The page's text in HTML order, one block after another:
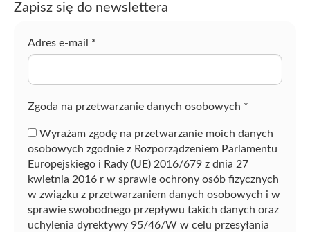
z
Zapisz się do newslettera
Adres e-mail *
Zgoda na przetwarzanie danych osobowych *
Wyrażam zgodę na przetwarzanie moich danych
osobowych zgodnie z Rozporządzeniem Parlamentu
Europejskiego i Rady (UE) 2016/679 z dnia 27
kwietnia 2016 r w sprawie ochrony osób fizycznych
w związku z przetwarzaniem danych osobowych i w
sprawie swobodnego przepływu takich danych oraz
uchylenia dyrektywy 95/46/W w celu przesyłania